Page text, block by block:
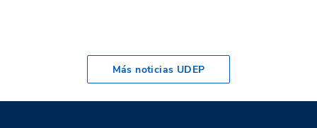
Más noticias UDEP